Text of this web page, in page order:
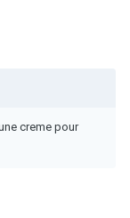
creme pour